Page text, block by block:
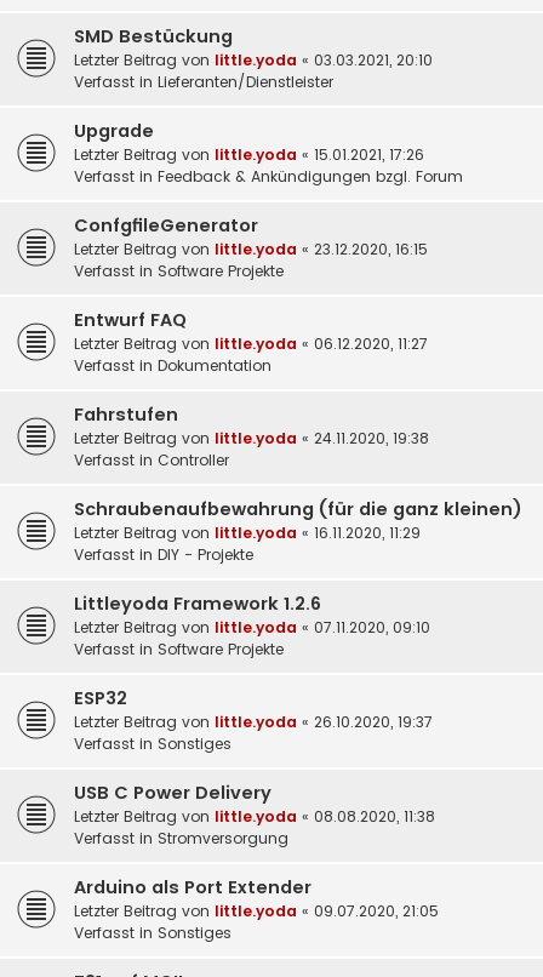
SMD Bestückung
Letzter Beitrag von little.yoda « 03.03.2021, 20:10
Verfasst in Lieferanten/Dienstleister
Upgrade
Letzter Beitrag von little.yoda « 15.01.2021, 17:26
Verfasst in Feedback & Ankündigungen bzgl. Forum
ConfgfileGenerator
Letzter Beitrag von little.yoda « 23.12.2020, 16:15
Verfasst in Software Projekte
Entwurf FAQ
Letzter Beitrag von little.yoda « 06.12.2020, 11:27
Verfasst in Dokumentation
Fahrstufen
Letzter Beitrag von little.yoda « 24.11.2020, 19:38
Verfasst in Controller
Schraubenaufbewahrung (für die ganz kleinen)
Letzter Beitrag von little.yoda « 16.11.2020, 11:29
Verfasst in DIY - Projekte
Littleyoda Framework 1.2.6
Letzter Beitrag von little.yoda « 07.11.2020, 09:10
Verfasst in Software Projekte
ESP32
Letzter Beitrag von little.yoda « 26.10.2020, 19:37
Verfasst in Sonstiges
USB C Power Delivery
Letzter Beitrag von little.yoda « 08.08.2020, 11:38
Verfasst in Stromversorgung
Arduino als Port Extender
Letzter Beitrag von little.yoda « 09.07.2020, 21:05
Verfasst in Sonstiges